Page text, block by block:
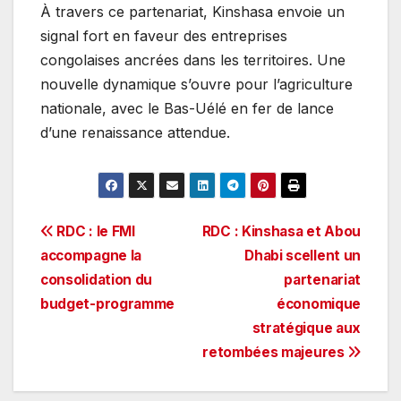
À travers ce partenariat, Kinshasa envoie un
signal fort en faveur des entreprises
congolaises ancrées dans les territoires. Une
nouvelle dynamique s’ouvre pour l’agriculture
nationale, avec le Bas-Uélé en fer de lance
d’une renaissance attendue.
Navigation
de
l’article
RDC : Kinshasa et Abou
Dhabi scellent un
partenariat
économique
stratégique aux
retombées majeures
RDC : le FMI
accompagne la
consolidation du
budget-programme